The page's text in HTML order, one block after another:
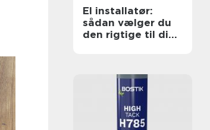
El installatør:
sådan vælger du
den rigtige til dine